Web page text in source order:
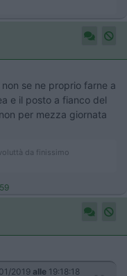
se ne proprio farne a
e il posto a fianco del
per mezza giornata
da finissimo
2019 alle 19:18:18